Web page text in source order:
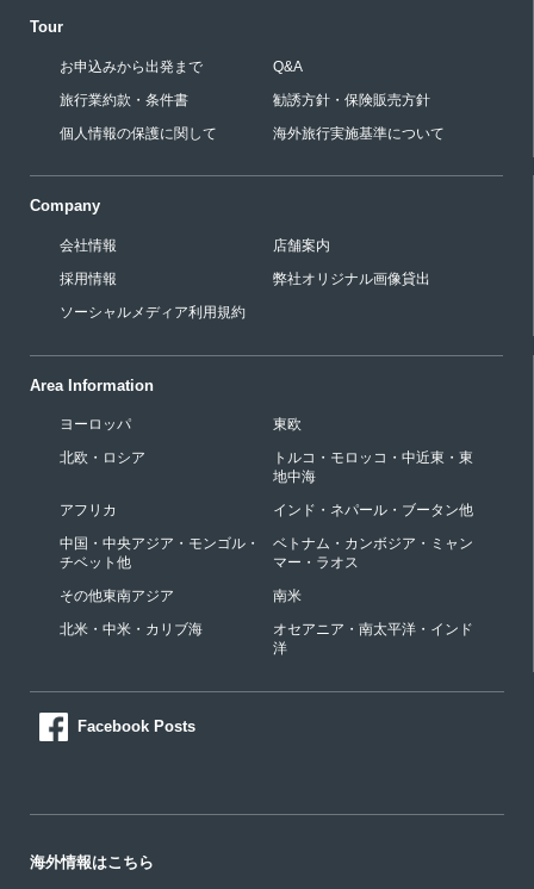
Tour
お申込みから出発まで
Q&A
旅行業約款・条件書
勧誘方針・保険販売方針
個人情報の保護に関して
海外旅行実施基準について
Company
会社情報
店舗案内
採用情報
弊社オリジナル画像貸出
ソーシャルメディア利用規約
Area Information
ヨーロッパ
東欧
北欧・ロシア
トルコ・モロッコ・中近東・東
地中海
アフリカ
インド・ネパール・ブータン他
中国・中央アジア・モンゴル・
チベット他
ベトナム・カンボジア・ミャン
マー・ラオス
その他東南アジア
南米
北米・中米・カリブ海
オセアニア・南太平洋・インド
洋
Facebook Posts
海外情報はこちら